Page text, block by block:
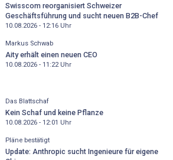
Swisscom reorganisiert Schweizer
Geschäftsführung und sucht neuen B2B-Chef
10.08.2026 - 12:16Uhr
Markus Schwab
Aity erhält einen neuen CEO
10.08.2026 - 11:22Uhr
Das Blattschaf
Kein Schaf und keine Pflanze
10.08.2026 - 12:01 Uhr
Pläne bestätigt
Update: Anthropic sucht Ingenieure für eigene